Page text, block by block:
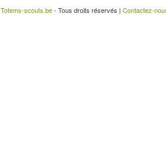
Totems-scouts.be- Tous droits réservés | Contactez-